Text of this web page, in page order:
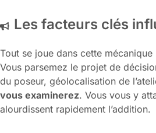
Les facteurs clés
Tout se joue dans cette
Vous parsemez le projet de
du poseur, géolocalisation de
vous examinerez. Vous vous y
alourdissent rapidement l’addition.